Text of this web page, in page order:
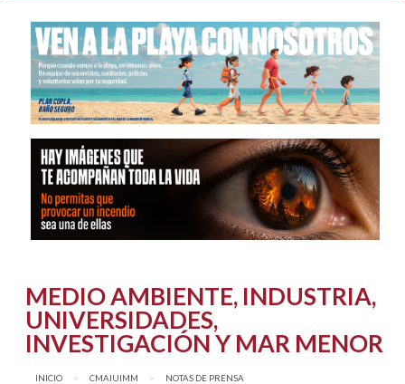
MEDIO AMBIENTE, INDUSTRIA,
UNIVERSIDADES,
INVESTIGACIÓN Y MAR MENOR
INICIO CMAIUIMM AQUÍ:
NOTAS DE PRENSA